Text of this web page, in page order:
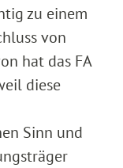
zu einem
von
hat das FA
diese
Sinn und